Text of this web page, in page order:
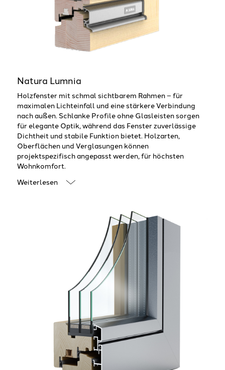
Natura Lumnia
Holzfenster mit schmal sichtbarem Rahmen – für
maximalen Lichteinfall und eine stärkere Verbindung
nach außen. Schlanke Profile ohne Glasleisten sorgen
für elegante Optik, während das Fenster zuverlässige
Dichtheit und stabile Funktion bietet. Holzarten,
Oberflächen und Verglasungen können
projektspezifisch angepasst werden, für höchsten
Wohnkomfort.
Weiterlesen